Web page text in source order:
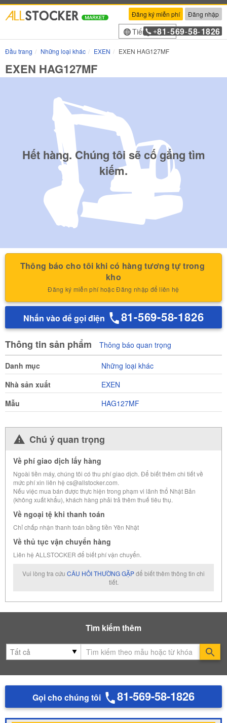
Đăng ký miễn phí Đăng nhập
Tiếng Việt
+81 -569-58-1826
Đầu trang Những loại khác EXEN EXEN HAG127MF
EXEN HAG127MF
Hết hàng. Chúng tôi sẽ cố gắng tìm
kiếm.
Thông báo cho tôi khi có hàng tương tự trong
kho
Đăng ký miễn phí hoặc Đăng nhập để liên hệ
Nhấn vào để gọi điện 81-569-58-1826
Thông tin sản phẩm Thông báo quan trọng
Danh mục
Những loại khác
Nhà sản xuất
EXEN
Mẫu
HAG127MF
Chú ý quan trọng
Về phí giao dịch lấy hàng
Ngoài tiền máy, chúng tôi có thu phí giao dịch. Để biết thêm chi tiết về
mức phí xin liên hệ cs@allstocker.com.
Nếu việc mua bán được thực hiện trong phạm vi lãnh thổ Nhật Bản
(không xuất khẩu), khách hàng phải trả thêm thuế tiêu thụ.
Về ngoại tệ khi thanh toán
Chỉ chấp nhận thanh toán bằng tiền Yên Nhật
Về thủ tục vận chuyển hàng
Liên hệ ALLSTOCKER để biết phí vận chuyển.
Vui lòng tra cứu CÂU HỎI THƯỜNG GẶPđể biết thêm thông tin chi
tiết.
Tìm kiếm thêm
Gọi cho chúng tôi 81-569-58-1826